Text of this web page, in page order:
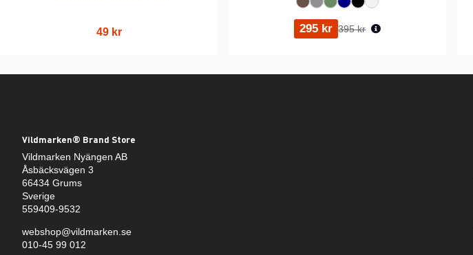
49 kr 295 kr Ordinarie pris:
395 kr
Vildmarken® Brand Store
Vildmarken Nyängen AB
Åsbäcksvägen 3
66434 Grums
Sverige
559409-9532
webshop@vildmarken.se
010-45 99 012